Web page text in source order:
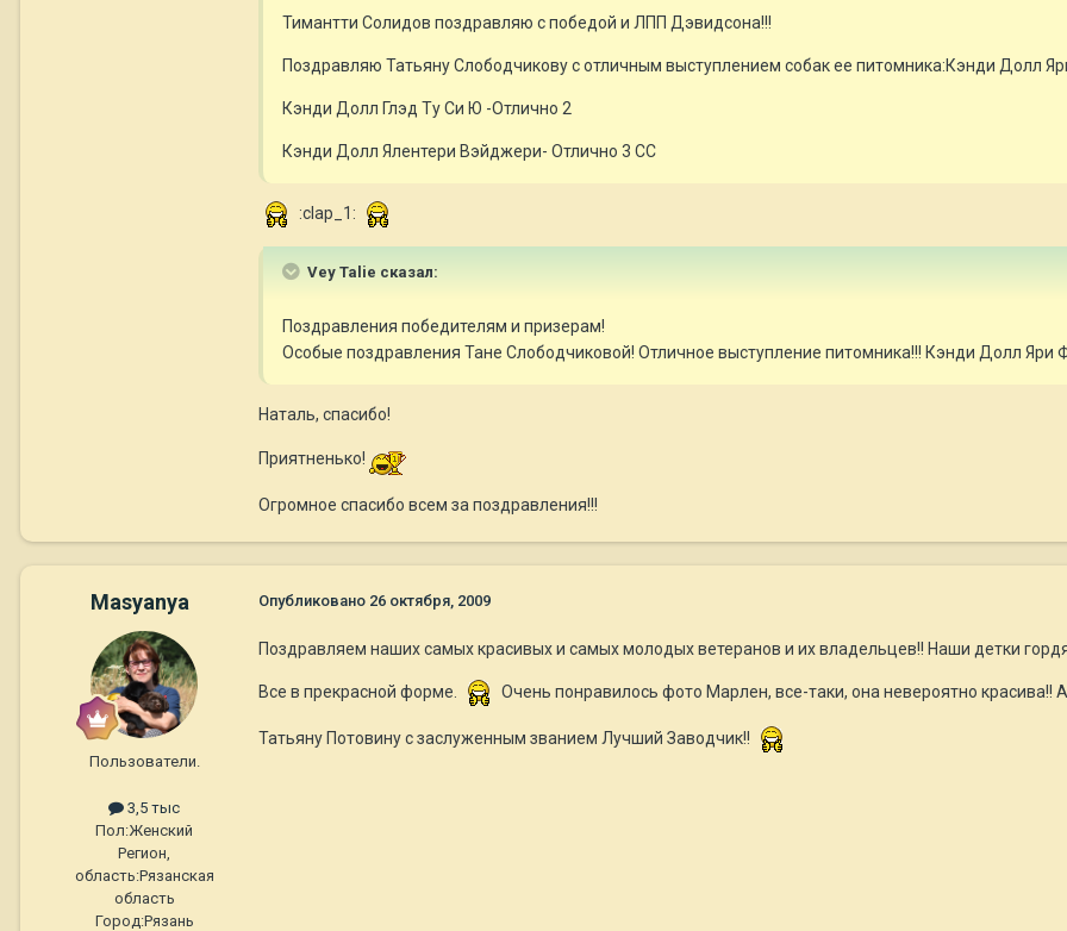
Тимантти Солидов поздравляю с победой и ЛПП Дэвидсона!!!
Поздравляю Татьяну Слободчикову с отличным выступлением собак ее питомника:Кэнди Долл
Кэнди Долл Глэд Ту Си Ю -Отлично 2
Кэнди Долл Ялентери Вэйджери- Отлично 3 СС
:clap_1:
Vey Talie сказал:
Поздравления победителям и призерам!
Особые поздравления Тане Слободчиковой! Отличное выступление питомника!!! Кэнди Долл Яри
Наталь, спасибо!
Приятненько!
Огромное спасибо всем за поздравления!!!
Masyanya
Пользователи.
3,5 тыс
Пол:Женский
Регион,
область:Рязанская
область
Город:Рязань
Опубликовано 26 октября, 2009
Поздравляем наших самых красивых и самых молодых ветеранов и их владельцев!! Наши детки
Все в прекрасной форме. Очень понравилось фото Марлен, все-таки, она невероятно красива!!
Татьяну Потовину с заслуженным званием Лучший Заводчик!!